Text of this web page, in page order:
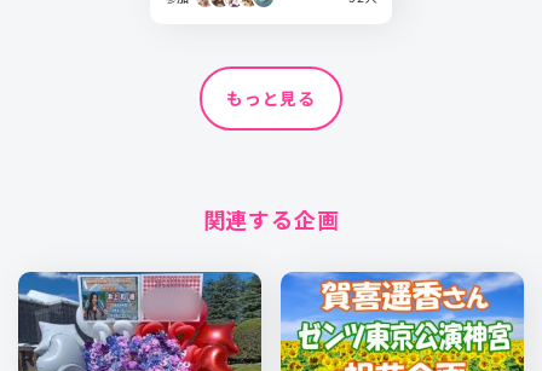
もっと見る
関連する企画